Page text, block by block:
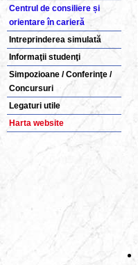
Centrul de consiliere și
orientare în carieră
Intreprinderea simulată
Informaţii studenţi
Simpozioane / Conferinţe /
Concursuri
Legaturi utile
Harta website